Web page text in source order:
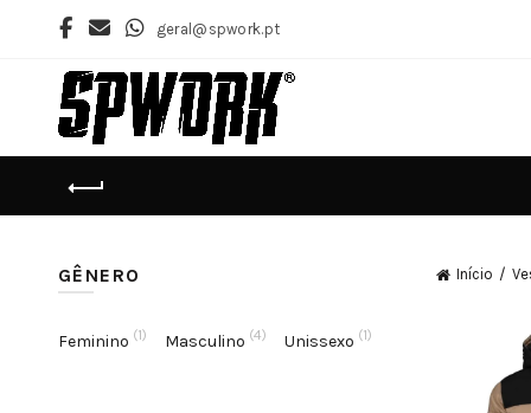
geral@spwork.pt
Início
GÊNERO
Feminino (1) Masculino (4) Unissexo (1)